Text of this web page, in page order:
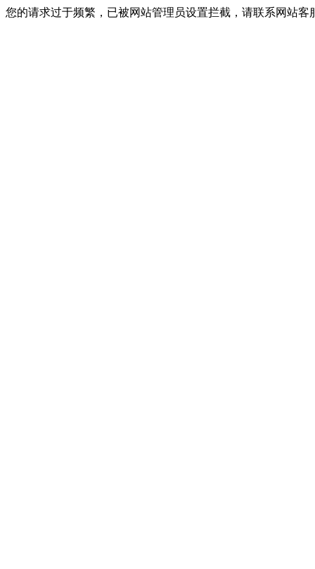
您的请求过于频繁，已被网站管理员设置拦截，请联系网站客